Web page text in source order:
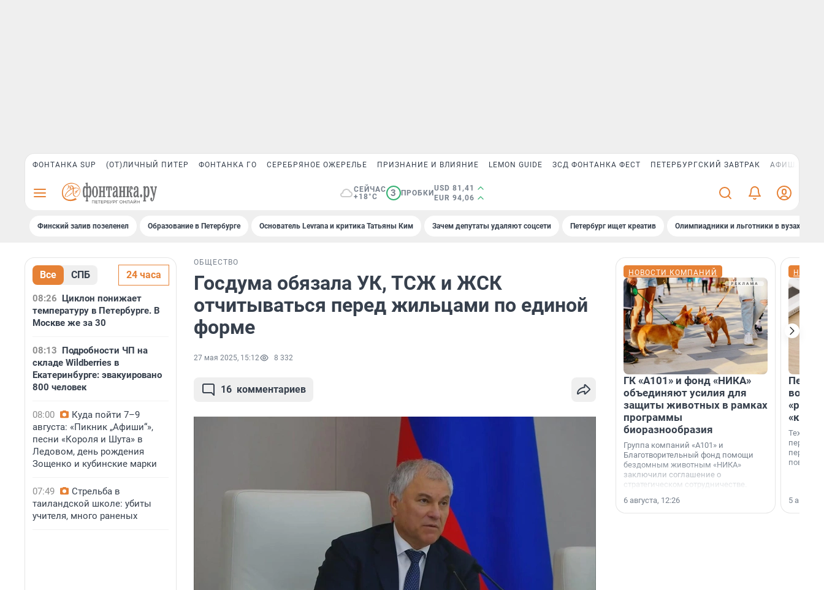
ФОНТАНКА SUP (ОТ)ЛИЧНЫЙ ПИТЕР ФОНТАНКА ГО СЕРЕБРЯНОЕ ОЖЕРЕЛЬЕ ПРИЗНАНИЕ И ВЛИЯНИЕ LEMON GUIDE ЗСД ФОНТАНКА ФЕСТ ПЕТЕРБУРГСКИЙ ЗАВТРАК АФИША PLUS
СЕЙЧАС
+18°C
3 ПРОБКИ
USD 81,41
EUR 94,06
Финский залив позеленел Образование в Петербурге Основатель Levrana и критика Татьяны Ким Зачем депутаты удаляют соцсети Петербург ищет креатив Олимпиадники и льготники в вузах СПб
Все СПБ 24 часа
08:26 Циклон понижает
температуру в Петербурге. В
Москве же за 30
08:13 Подробности ЧП на
складе Wildberries в
Екатеринбурге: эвакуировано
800 человек
08:00
Куда пойти 7–9
августа: «Пикник „Афиши“»,
песни «Короля и Шута» в
Ледовом, день рождения
Зощенко и кубинские марки
07:49
Стрельба в
таиландской школе: убиты
учителя, много раненых
ОБЩЕСТВО
Госдума обязала УК, ТСЖ и ЖСК
отчитываться перед жильцами по единой
форме
27 мая 2025, 15:12 8 332
16 комментариев
НОВОСТИ КОМПАНИЙ
ГК «А101» и фонд «НИКА»
объединяют усилия для
защиты животных в рамках
программы
биоразнообразия
Группа компаний «А101» и
Благотворительный фонд помощи
бездомным животным «НИКА»
заключили соглашение о
стратегическом сотрудничестве.
6 августа, 12:26
5